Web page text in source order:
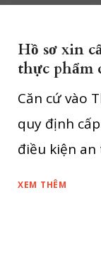
Hồ sơ xin
thực phẩm
Căn cứ vào
quy định
điều kiện
XEM THÊM